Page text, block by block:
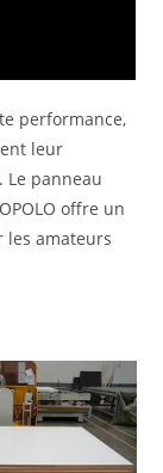
performance,
leur
panneau
offre un
les amateurs